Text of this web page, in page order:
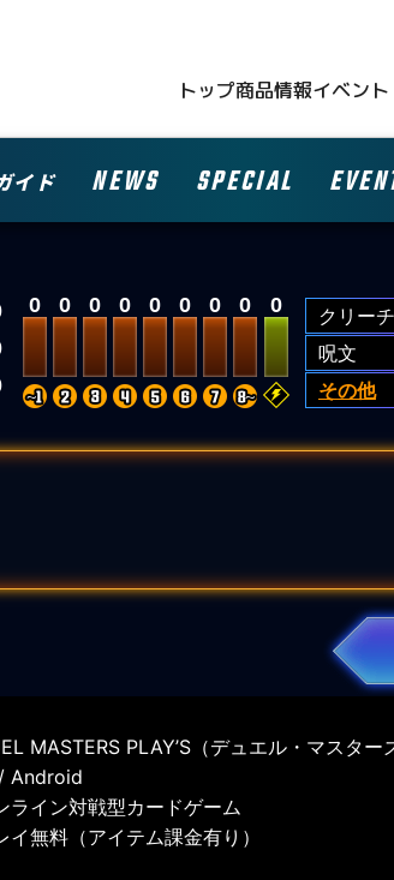
トップ商品情報イベン
イド NEWS SPECIAL
0 0 0 0 0 0 0 0 0 クリー
呪文
その他
MASTERS PLAY’S（デュエル・マスター
Android
ライン対戦型カードゲーム
無料（アイテム課金有り）